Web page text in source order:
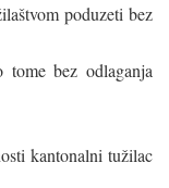
poduzeti bez
bez odlaganja
kantonalni tužilac